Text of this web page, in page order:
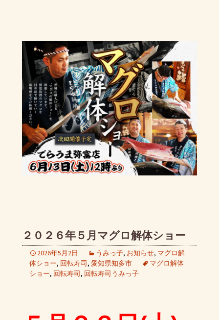
２０２６年５月マグロ解体ショー
2026年5月2日 うみっ子, お知らせ, マグロ解
体ショー, 回転寿司, 愛知県知多市
マグロ解体
ショー, 回転寿司, 回転寿司うみっ子